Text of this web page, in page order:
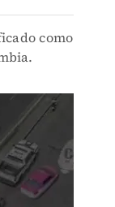
como